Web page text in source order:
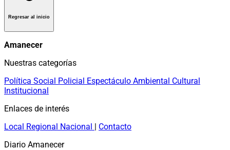
Regresar al inicio
Amanecer
Nuestras categorías
Política Social Policial Espectáculo Ambiental Cultural
Institucional
Enlaces de interés
Local Regional Nacional | Contacto
Diario Amanecer